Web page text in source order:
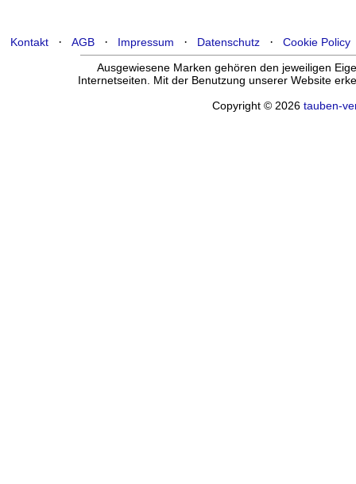
Kontakt· AGB· Impressum · Datenschutz· Cookie Policy
Ausgewiesene Marken gehören den jeweiligen
Internetseiten. Mit der Benutzung unserer Website
Copyright © 2026 tauben-